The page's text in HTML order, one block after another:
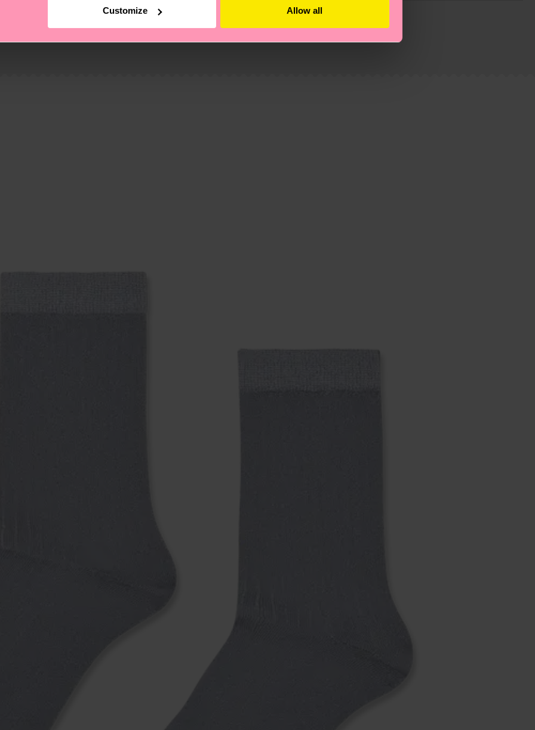
Customize Allow all
– es geht auch um eine ethische Lieferkette, die Reduzierung von Emissionen, die richtige Pflege von
Tipps und Tricks findest du auf unsererNachhaltigkeitsseite.
unsere länderspezifische Versandübersicht findest du
. Die Lieferzeit beginnt sobald deine Bestellung